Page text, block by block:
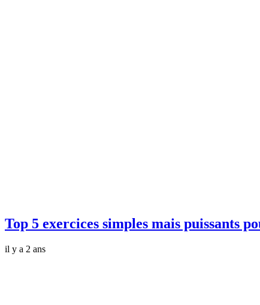
Top 5 exercices simples mais puissants
il y a 2 ans